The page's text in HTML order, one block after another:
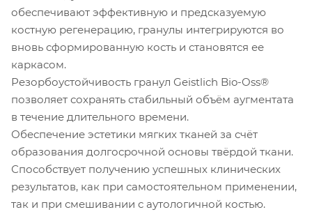
обеспечивают эффективную и предсказуемую
костную регенерацию, гранулы интегрируются во
вновь сформированную кость и становятся ее
каркасом.
Резорбоустойчивость гранул Geistlich Bio-Oss®
позволяет сохранять стабильный объём аугментата
в течение длительного времени.
Обеспечение эстетики мягких тканей за счёт
образования долгосрочной основы твёрдой ткани.
Способствует получению успешных клинических
результатов, как при самостоятельном применении,
так и при смешивании с аутологичной костью.